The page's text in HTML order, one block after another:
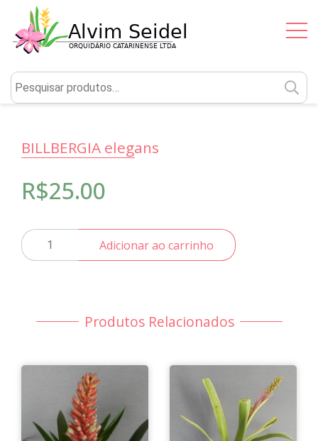
BILLBERGIA elegans
R$25.00
BILLBERGIA
elegans
Adicionar ao carrinho
Produtos Relacionados